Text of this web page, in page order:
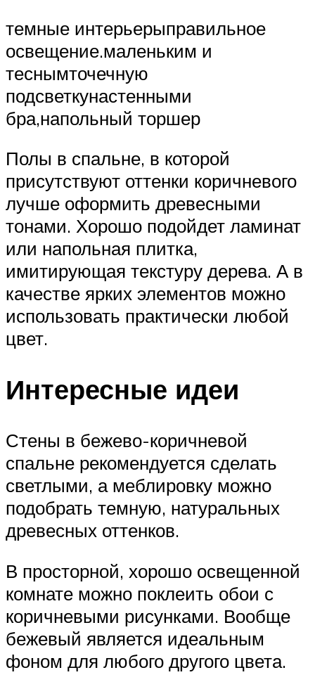
темные интерьерыправильное
освещение.маленьким и
теснымточечную
подсветкунастенными
бра,напольный торшер
Полы в спальне, в которой
присутствуют оттенки коричневого
лучше оформить древесными
тонами. Хорошо подойдет ламинат
или напольная плитка,
имитирующая текстуру дерева. А в
качестве ярких элементов можно
использовать практически любой
цвет.
Интересные идеи
Стены в бежево-коричневой
спальне рекомендуется сделать
светлыми, а меблировку можно
подобрать темную, натуральных
древесных оттенков.
В просторной, хорошо освещенной
комнате можно поклеить обои с
коричневыми рисунками. Вообще
бежевый является идеальным
фоном для любого другого цвета.